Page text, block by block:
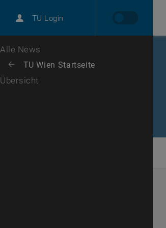
TU Login
Karriere
Zur 1. Menü Ebene
Alle News
Zurück: Subseiten von TU Wien Startseite auflisten
Zurück zur letzten Ebene:
TU Wien Startseite
Übersicht